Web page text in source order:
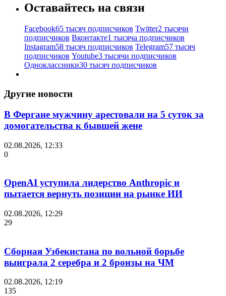
Оставайтесь на связи
Facebook65 тысяч подписчиков Twitter2 тысячи
подписчиков Вконтакте1 тысяча подписчиков
Instagram58 тысяч подписчиков Telegram57 тысяч
подписчиков Youtube3 тысячи подписчиков
Одноклассники30 тысяч подписчиков
Другие новости
В Фергане мужчину арестовали на 5 суток за
домогательства к бывшей жене
02.08.2026, 12:33
0
OpenAI уступила лидерство Anthropic и
пытается вернуть позиции на рынке ИИ
02.08.2026, 12:29
29
Сборная Узбекистана по вольной борьбе
выиграла 2 серебра и 2 бронзы на ЧМ
02.08.2026, 12:19
135